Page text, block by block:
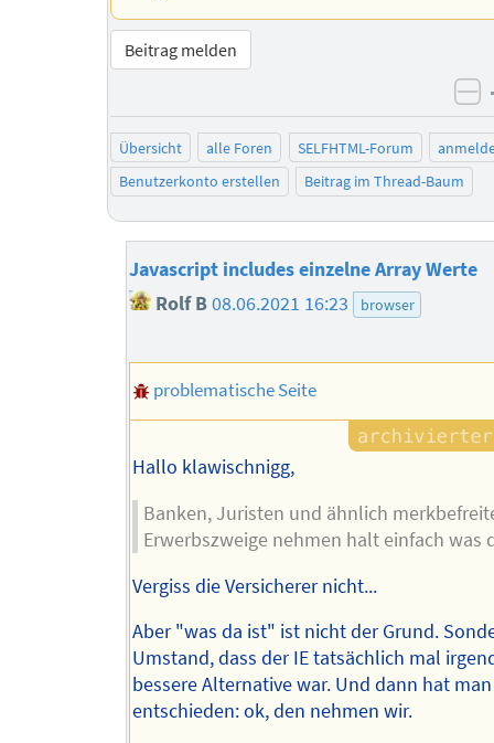
Beitrag melden
Übersicht alle Foren SELFHTML-Forum
Benutzerkonto erstellen
Beitrag im Thread-Baum
Javascript includes einzelne Array Werte
Rolf B08.06.2021 16:23 browser
problematische Seite
Hallo klawischnigg,
Banken, Juristen und ähnlich
Erwerbszweige nehmen halt einfach was
Vergiss die Versicherer nicht...
Aber "was da ist" ist nicht der Grund.
Umstand, dass der IE tatsächlich mal
bessere Alternative war. Und dann hat man
entschieden: ok, den nehmen wir.